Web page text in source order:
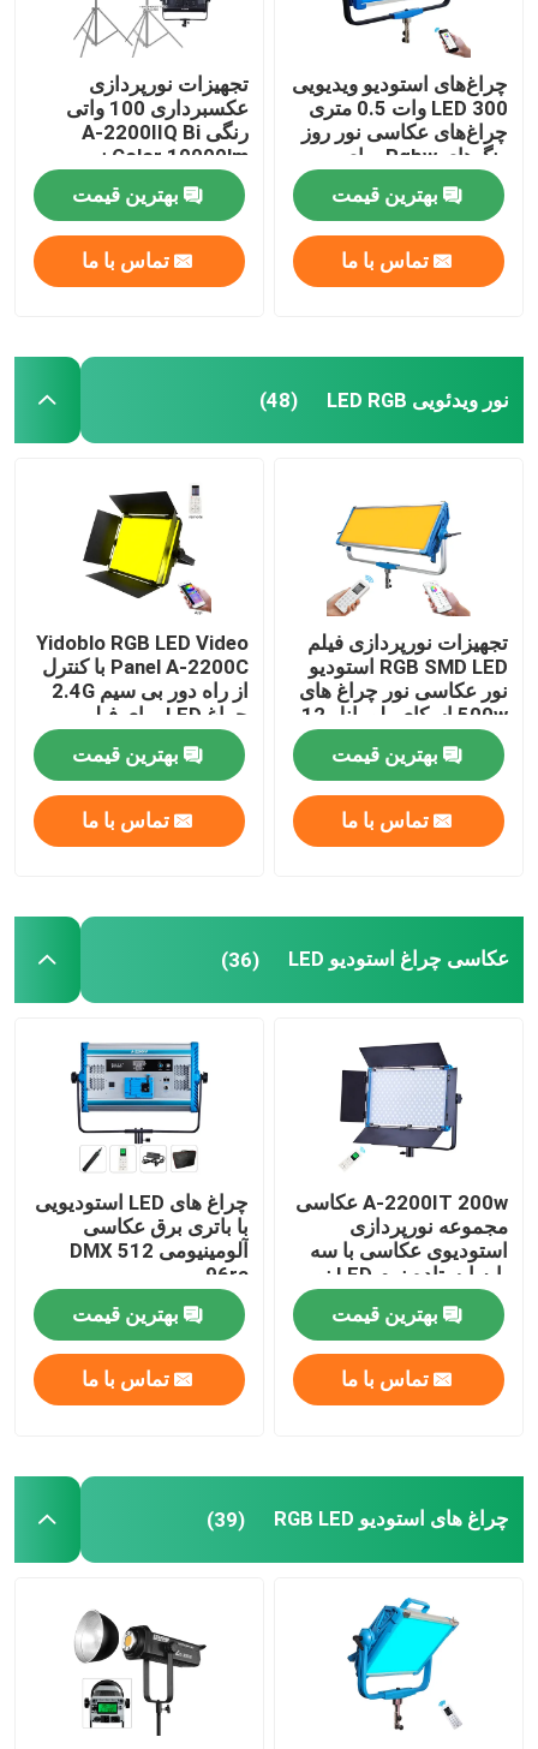
چراغ های فیلم LED قابل حمل
چراغ های فیلم LED RGB
چراغ لوله LED قابل شارژ
چراغ لوله LED RGB
چراغ حلقه led 18 اینچی
نور حلقه 22 اینچی
چراغ پرکننده LED دو بازو
چراغ‌های استودیو ویدیویی
LED 300 وات 0.5 متری
چراغ‌های عکاسی نور روز
رنگ‌های Rgbw برای
Filmaker
بهترین قیمت
تماس با ما
تجهیزات نورپردازی
عکسبرداری 100 واتی
رنگی A-2200IIQ Bi
Color 10000lm نور
استودیو عکاسی LED
بهترین قیمت
تماس با ما
نور ویدئویی LED RGB (48)
تجهیزات نورپردازی فیلم
RGB SMD LED استودیو
نور عکاسی نور چراغ های
500w اسکای بلو پانل 12
افکت
بهترین قیمت
تماس با ما
Yidoblo RGB LED Video
Panel A-2200C با کنترل
از راه دور بی سیم 2.4G
چراغ LED برای فیلم
سازی و تولید ویدیو
بهترین قیمت
تماس با ما
عکاسی چراغ استودیو LED (36)
A-2200IT 200w عکاسی
مجموعه نورپردازی
استودیوی عکاسی با سه
پایه ایستاده نرم LED نور
پر کردن کامل برای پخش
زنده
بهترین قیمت
تماس با ما
چراغ های LED استودیویی
با باتری برق عکاسی
آلومینیومی DMX 512
96ra
بهترین قیمت
تماس با ما
چراغ های استودیو RGB LED (39)